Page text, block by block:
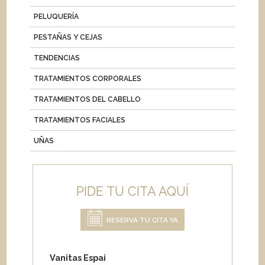
PELUQUERÍA
PESTAÑAS Y CEJAS
TENDENCIAS
TRATAMIENTOS CORPORALES
TRATAMIENTOS DEL CABELLO
TRATAMIENTOS FACIALES
UÑAS
PIDE TU CITA AQUÍ
RESERVA TU CITA YA
Vanitas Espai